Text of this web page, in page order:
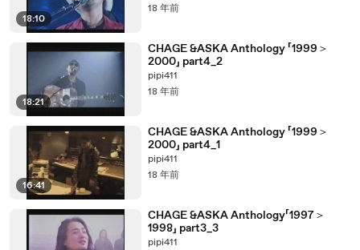
18:10
18 年前
18:21
CHAGE &ASKA Anthology 「1999＞
2000」 part4_2
pipi411
18 年前
16:41
CHAGE &ASKA Anthology 「1999＞
2000」 part4_1
pipi411
18 年前
CHAGE &ASKA Anthology「1997＞
1998」 part3_3
pipi411